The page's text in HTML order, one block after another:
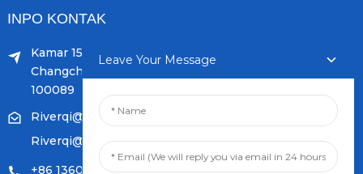
INPO KONTAK
Kamar 1504, wangunan C1, Yicheng puseur No.11,
Changchunqiao Jalan, Haidian, Beijing PR, Cina.
100089
Riverqi@weldingwiremachine.com
Riverqi@vip.126.com
+86 13601249252
Leave Your Message